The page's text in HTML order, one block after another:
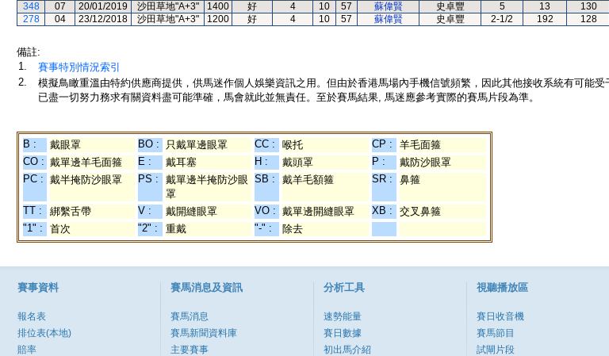
348
07 20/01/2019 沙田草地"A+3" 1400 好 4 10 57 蘇偉賢 史卓豐 5 13 130
278
04 23/12/2018 沙田草地"A+3" 1200 好 4 10 57 蘇偉賢 史卓豐 2-1/2 192 128
備註:
1.
賽事特別情況索引
2.
模擬鳥瞰重溫由特約供應商提供，供馬迷作個人娛樂資訊之用。但由於香港馬場內手機信號頻繁，因此其他接收系統有可能
已盡一切努力務求有關資料盡可能準確，馬會就此並無責任。至於賽馬結果, 馬迷應參考實際的賽馬片段為準。
B : 戴眼罩 BO : 只戴單邊眼罩 CC : 喉托 CP :
羊毛面箍
CO : 戴單邊羊毛面箍 E : 戴耳塞 H : 戴頭罩 P :
戴防沙眼罩
PC : 戴半掩防沙眼罩 PS :
戴單邊半掩防沙眼
罩
SB : 戴羊毛額箍 SR : 鼻箍
TT : 綁繫舌帶 V : 戴開縫眼罩 VO : 戴單邊開縫眼罩 XB :
交叉鼻箍
"1" :
首次 "2" : 重戴 "-" : 除去
賽事資料
報名表
排位表(本地)
賠率
賽馬消息及資訊
賽馬消息
賽馬新聞資料庫
主要賽事
分析工具
速勢能量
賽日數據
初出馬介紹
視聽播放區
賽日收音機
賽馬節目
試閘片段